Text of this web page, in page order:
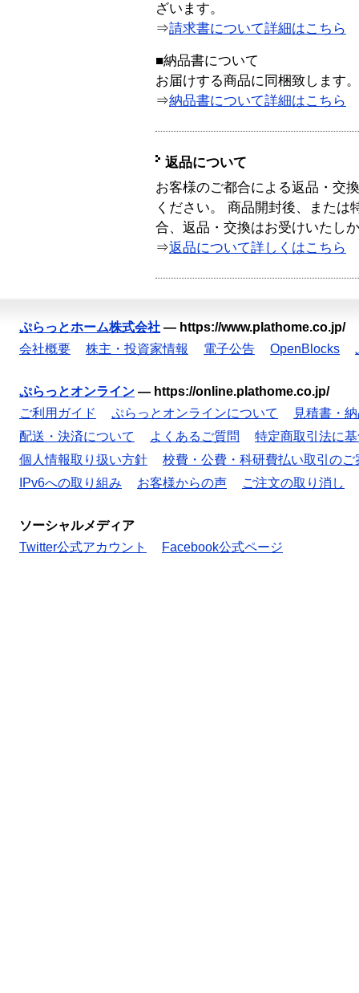
ざいます。
⇒請求書について詳細はこちら
■納品書について
お届けする商品に同梱致します。
⇒納品書について詳細はこちら
返品について
お客様のご都合による返品・交
ください。 商品開封後、または
合、返品・交換はお受けいたし
⇒返品について詳しくはこちら
ぷらっとホーム株式会社 — https://www.plathome.co.jp/
会社概要
株主・投資家情報 電子公告 OpenBlocks
ぷらっとオンライン — https://online.plathome.co.jp/
ご利用ガイド
ぷらっとオンラインについて
見積書・
配送・決済について
よくあるご質問
特定商取引法に
個人情報取り扱い方針
校費・公費・科研費払い取引のご
IPv6への取り組み
お客様からの声 ご注文の取り消し
ソーシャルメディア
Twitter公式アカウント
Facebook公式ページ